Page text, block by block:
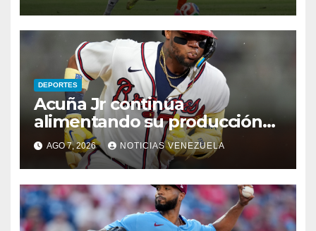
DEPORTES
Acuña Jr continúa
alimentando su producción
jonronera
AGO 7, 2026 NOTICIAS VENEZUELA